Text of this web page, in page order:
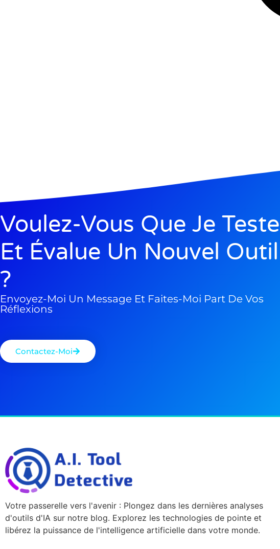
Voulez-Vous Que Je Teste
Et Évalue Un Nouvel Outil
?
Envoyez-Moi Un Message Et Faites-Moi Part De Vos
Réflexions
Contactez-Moi
Votre passerelle vers l'avenir : Plongez dans les dernières analyses
d'outils d'IA sur notre blog. Explorez les technologies de pointe et
libérez la puissance de l'intelligence artificielle dans votre monde.